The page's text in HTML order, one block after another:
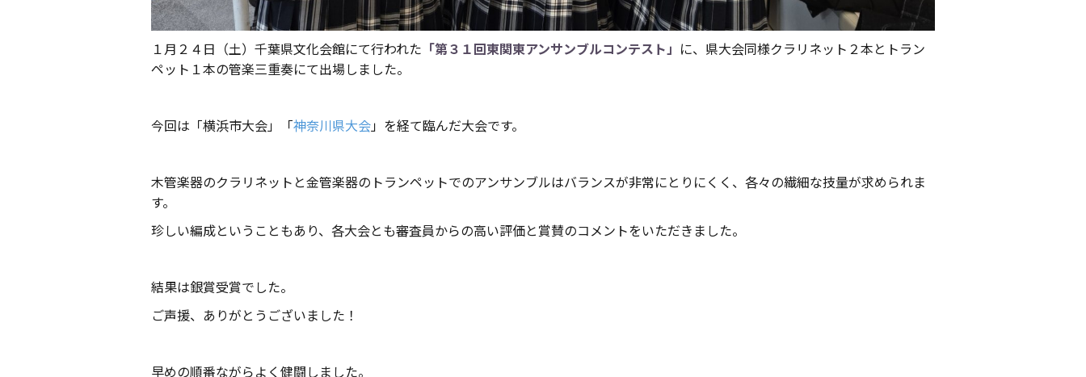
１月２４日（土）千葉県文化会館にて行われた 「第３１回東関東アンサンブルコンテスト」 に、県大会同様クラリネット２本とトラン
ペット１本の管楽三重奏にて出場しました。
今回は「横浜市大会」「神奈川県大会」を経て臨んだ大会です。
木管楽器のクラリネットと金管楽器のトランペットでのアンサンブルはバランスが非常にとりにくく、各々の繊細な技量が求められま
す。
珍しい編成ということもあり、各大会とも審査員からの高い評価と賞賛のコメントをいただきました。
結果は銀賞受賞でした。
ご声援、ありがとうございました！
早めの順番ながらよく健闘しました。